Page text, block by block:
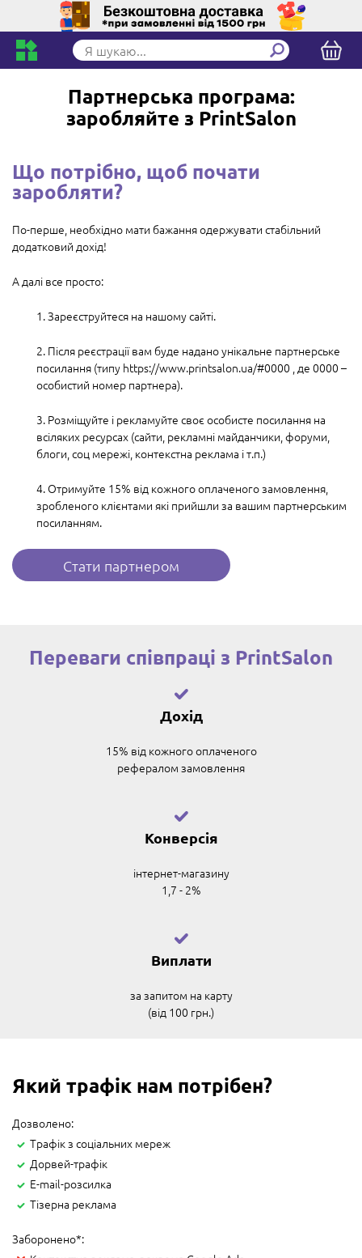
Партнерська програма:
заробляйте з PrintSalon
Що потрібно, щоб почати
заробляти?
По-перше, необхідно мати бажання одержувати стабільний
додатковий дохід!
А далі все просто:
1. Зареєструйтеся на нашому сайті.
2. Після реєстрації вам буде надано унікальне партнерське
посилання (типу https://www.printsalon.ua/#0000 , де 0000 –
особистий номер партнера).
3. Розміщуйте і рекламуйте своє особисте посилання на
всіляких ресурсах (сайти, рекламні майданчики, форуми,
блоги, соц мережі, контекстна реклама і т.п.)
4. Отримуйте 15% від кожного оплаченого замовлення,
зробленого клієнтами які прийшли за вашим партнерським
посиланням.
Стати партнером
Переваги співпраці з PrintSalon
Дохід
15% від кожного оплаченого
рефералом замовлення
Конверсія
інтернет-магазину
1,7 - 2%
Виплати
за запитом на карту
(від 100 грн.)
Який трафік нам потрібен?
Дозволено:
Трафік з соціальних мереж
Дорвей-трафік
Е-mail-розсилка
Тізерна реклама
Заборонено*: